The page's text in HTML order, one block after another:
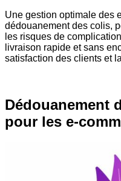
Une gestion optimale des
dédouanement des colis,
les risques de
livraison rapide et sans
satisfaction des clients et
Dédouanement
pour les e-